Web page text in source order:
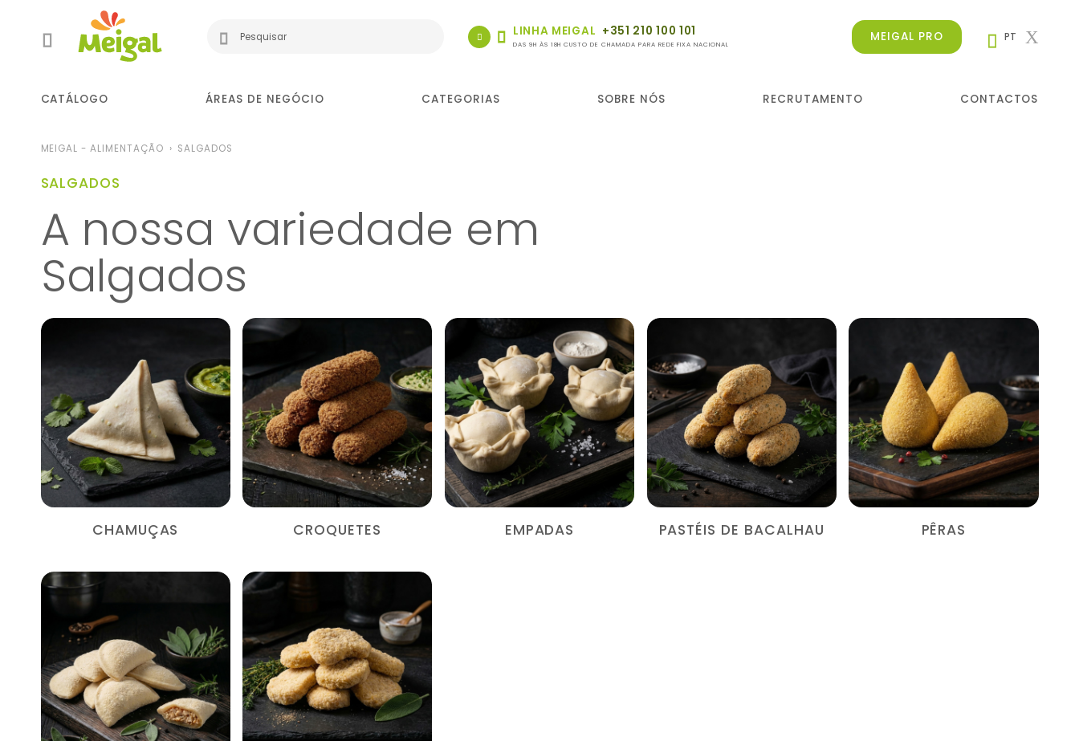
LINHA MEIGAL +351 210 100 101
DAS 9H ÀS 18H CUSTO DE CHAMADA PARA REDE FIXA NACIONAL
MEIGAL PRO PT
CATÁLOGO ÁREAS DE NEGÓCIO CATEGORIAS SOBRE NÓS RECRUTAMENTO CONTACTOS
MEIGAL - ALIMENTAÇÃO SALGADOS
SALGADOS
A nossa variedade em
Salgados
CHAMUÇAS CROQUETES EMPADAS PASTÉIS DE BACALHAU PÊRAS